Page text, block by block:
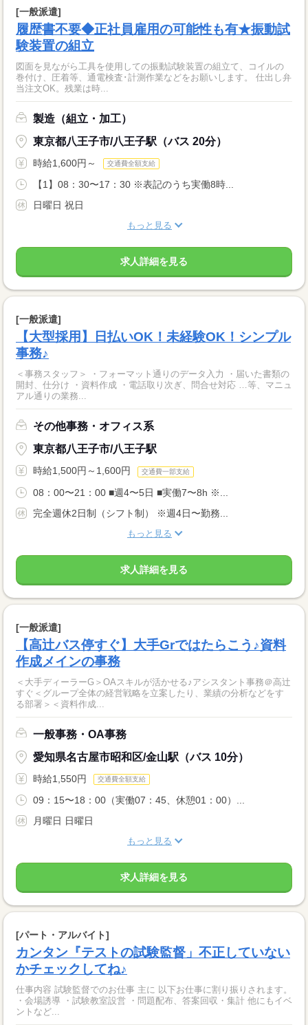
[一般派遣]
履歴書不要◆正社員雇用の可能性も有★振動試
験装置の組立
図面を見ながら工具を使用しての振動試験装置の組立て、コイルの
巻付け、圧着等、通電検査･計測作業などをお願いします。 仕出し弁
当注文OK。残業は時...
製造（組立・加工）
東京都八王子市/八王子駅（バス 20分）
時給1,600円～ 交通費全額支給
【1】08：30〜17：30 ※表記のうち実働8時...
日曜日 祝日
もっと見る
求人詳細を見る
[一般派遣]
【大型採用】日払いOK！未経験OK！シンプル
事務♪
＜事務スタッフ＞ ・フォーマット通りのデータ入力 ・届いた書類の
開封、仕分け ・資料作成 ・電話取り次ぎ、問合せ対応 …等、マニュ
アル通りの業務...
その他事務・オフィス系
東京都八王子市/八王子駅
時給1,500円～1,600円 交通費一部支給
08：00〜21：00 ■週4〜5日 ■実働7〜8h ※...
完全週休2日制（シフト制） ※週4日〜勤務...
もっと見る
求人詳細を見る
[一般派遣]
【高辻バス停すぐ】大手Grではたらこう♪資料
作成メインの事務
＜大手ディーラーG＞OAスキルが活かせる♪アシスタント事務＠高辻
すぐ＜グループ全体の経営戦略を立案したり、業績の分析などをす
る部署＞＜資料作成...
一般事務・OA事務
愛知県名古屋市昭和区/金山駅（バス 10分）
時給1,550円 交通費全額支給
09：15〜18：00（実働07：45、休憩01：00）...
月曜日 日曜日
もっと見る
求人詳細を見る
[パート・アルバイト]
カンタン『テストの試験監督」不正していない
かチェックしてね♪
仕事内容 試験監督でのお仕事 主に 以下お仕事に割り振りされます。
・会場誘導 ・試験教室設営 ・問題配布、答案回収・集計 他にもイベ
ントなど...